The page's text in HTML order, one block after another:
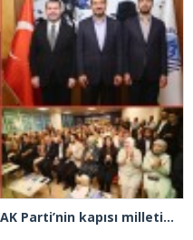
İl Başkanı Abdullah Özdemir: “AK Parti’nin kapısı milletine hizmet etmek isteyen herkese açıktır”